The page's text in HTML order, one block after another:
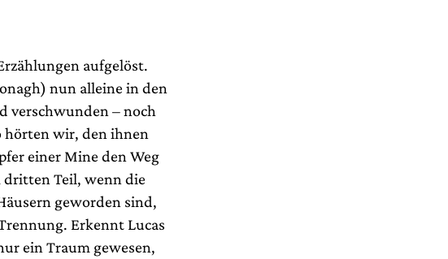
aufgelöst.
nun alleine in den
verschwunden – noch
hörten wir, den ihnen
einer Mine den Weg
dritten Teil, wenn die
geworden sind,
Erkennt Lucas
ein Traum gewesen,